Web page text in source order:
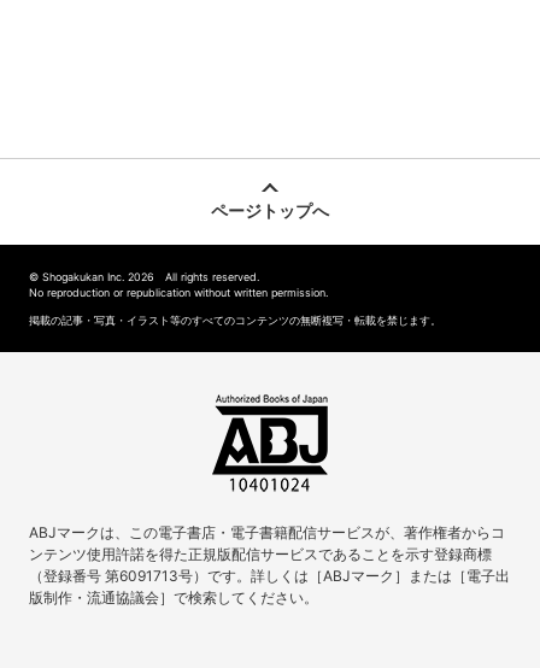
ページトップへ
© Shogakukan Inc. 2026 All rights reserved.
No reproduction or republication without written permission.
掲載の記事・写真・イラスト等のすべてのコンテンツの無断複写・転載を禁じます。
ABJマークは、この電子書店・電子書籍配信サービスが、著作権者からコ
ンテンツ使用許諾を得た正規版配信サービスであることを示す登録商標
（登録番号 第6091713号）です。詳しくは［ABJマーク］または［電子出
版制作・流通協議会］で検索してください。